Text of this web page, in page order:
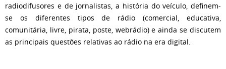
radiodifusores e de jornalistas, a história do veículo, definem-
se os diferentes tipos de rádio (comercial, educativa,
comunitária, livre, pirata, poste, webrádio) e ainda se discutem
as principais questões relativas ao rádio na era digital.